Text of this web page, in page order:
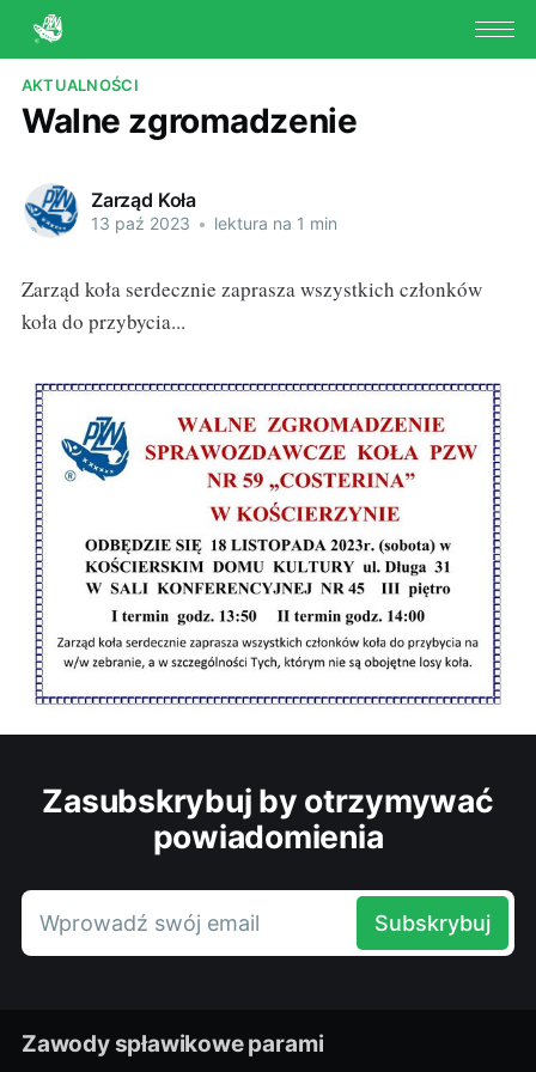
AKTUALNOŚCI
Walne zgromadzenie
Zarząd Koła
13 paź 2023 • lektura na 1 min
Zarząd koła serdecznie zaprasza wszystkich członków
koła do przybycia...
Zasubskrybuj by otrzymywać
powiadomienia
Wprowadź swój email Subskrybuj
Zawody spławikowe parami